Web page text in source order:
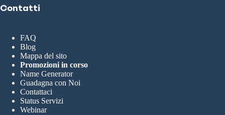
Contatti
FAQ
Blog
Mappa del sito
Promozioni in corso
Name Generator
Guadagna con Noi
Contattaci
Status Servizi
Webinar